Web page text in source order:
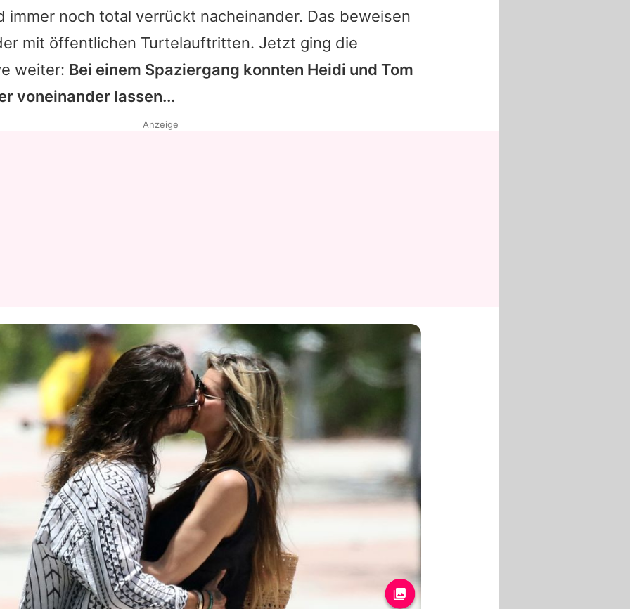
immer noch total verrückt nacheinander. Das beweisen
mit öffentlichen Turtelauftritten. Jetzt ging die
weiter: Bei einem Spaziergang konnten Heidi und Tom
voneinander lassen...
Anzeige